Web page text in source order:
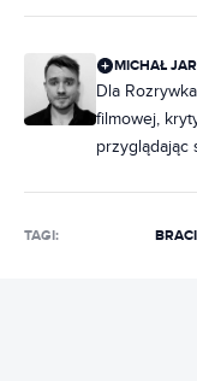
MICHAŁ
Dla
filmowej,
przyglądając
TAGI: